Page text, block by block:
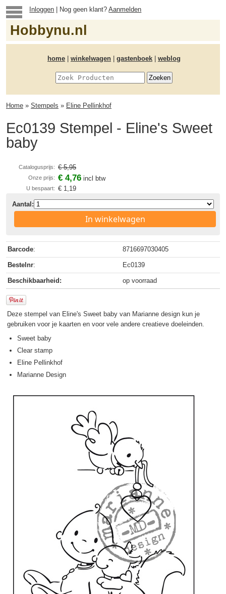
Inloggen | Nog geen klant?Aanmelden
Hobbynu.nl
home winkelwagen gastenboek weblog
Home » Stempels » Eline Pellinkhof
Ec0139 Stempel - Eline's Sweet
baby
Catalogusprijs: € 5,95
Onze prijs: € 4,76 incl btw
U bespaart: € 1,19
Aantal:
In winkelwagen
Barcode: 8716697030405
Bestelnr: Ec0139
Beschikbaarheid: op voorraad
Deze stempel van Eline's Sweet baby van Marianne design kun je
gebruiken voor je kaarten en voor vele andere creatieve doeleinden.
Sweet baby
Clear stamp
Eline Pellinkhof
Marianne Design